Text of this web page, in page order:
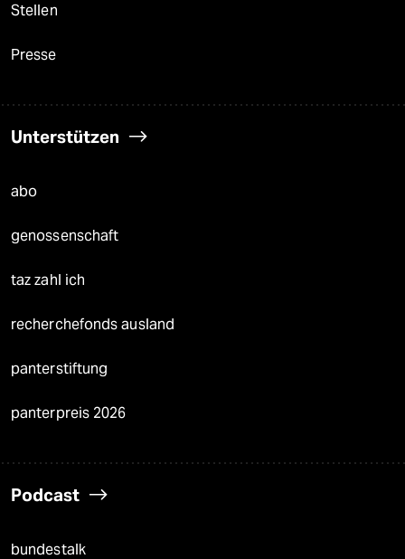
Stellen
Presse
Unterstützen
abo
genossenschaft
taz zahl ich
recherchefonds ausland
panterstiftung
panterpreis 2026
Podcast
bundestalk